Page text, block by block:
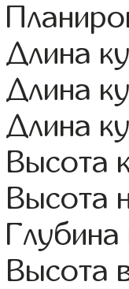
Длина
Длина
Длина
Высота
Высота
Высота